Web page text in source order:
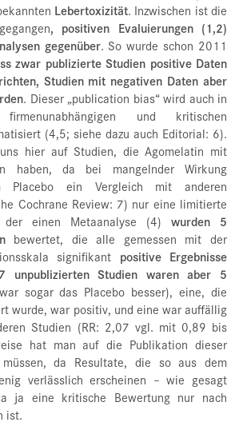
Lebertoxizität. Inzwischen ist die
, positiven Evaluierungen (1,2)
gegenüber. So wurde schon 2011
zwar publizierte Studien positive Daten
Studien mit negativen Daten aber
. Dieser „publication bias“ wird auch in
und kritischen
(4,5; siehe dazu auch Editorial: 6).
hier auf Studien, die Agomelatin mit
haben, da bei mangelnder Wirkung
Placebo ein Vergleich mit anderen
Cochrane Review: 7) nur eine limitierte
einen Metaanalyse (4) wurden 5
bewertet, die alle gemessen mit der
signifikant positive Ergebnisse
7 unpublizierten Studien waren aber 5
sogar das Placebo besser), eine, die
wurde, war positiv, und eine war auffällig
Studien (RR: 2,07 vgl. mit 0,89 bis
hat man auf die Publikation dieser
da Resultate, die so aus dem
verlässlich erscheinen – wie gesagt
ja eine kritische Bewertung nur nach
ist.